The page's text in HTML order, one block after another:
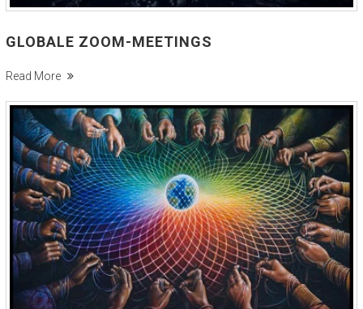
GLOBALE ZOOM-MEETINGS
Read More